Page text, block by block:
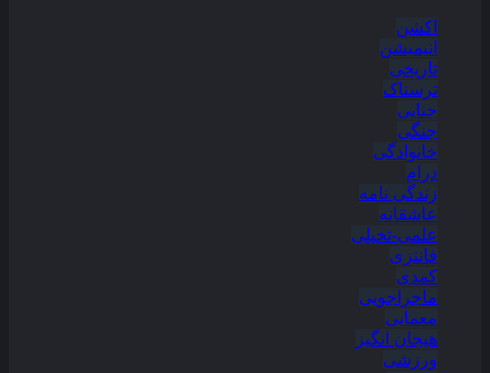
اکشن
انیمیشن
تاریخی
ترسناک
جنایی
جنگی
خانوادگی
درام
زندگی نامه
عاشقانه
علمی-تخیلی
فانتزی
کمدی
ماجراجویی
معمایی
هیجان انگیز
ورزشی